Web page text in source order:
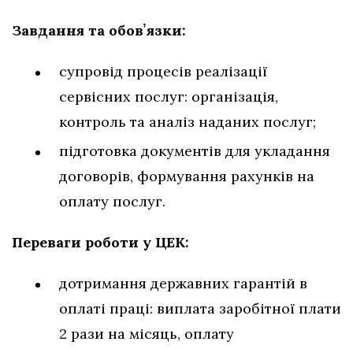
Завдання та обовʼязки:
супровід процесів реалізації
сервісних послуг: організація,
контроль та аналіз наданих послуг;
підготовка документів для укладання
договорів, формування рахунків на
оплату послуг.
Переваги роботи у ЦЕК:
дотримання державних гарантій в
оплаті праці: виплата заробітної плати
2 рази на місяць, оплату